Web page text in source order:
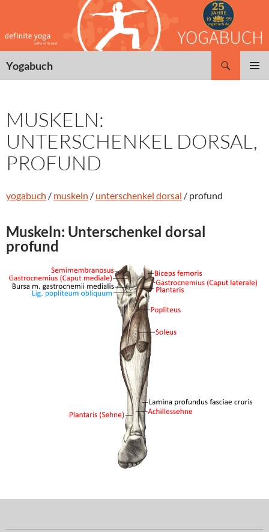
springen
Yogabuch
MUSKELN:
UNTERSCHENKEL DORSAL,
PROFUND
yogabuch / muskeln / unterschenkel dorsal / profund
Muskeln: Unterschenkel dorsal
profund